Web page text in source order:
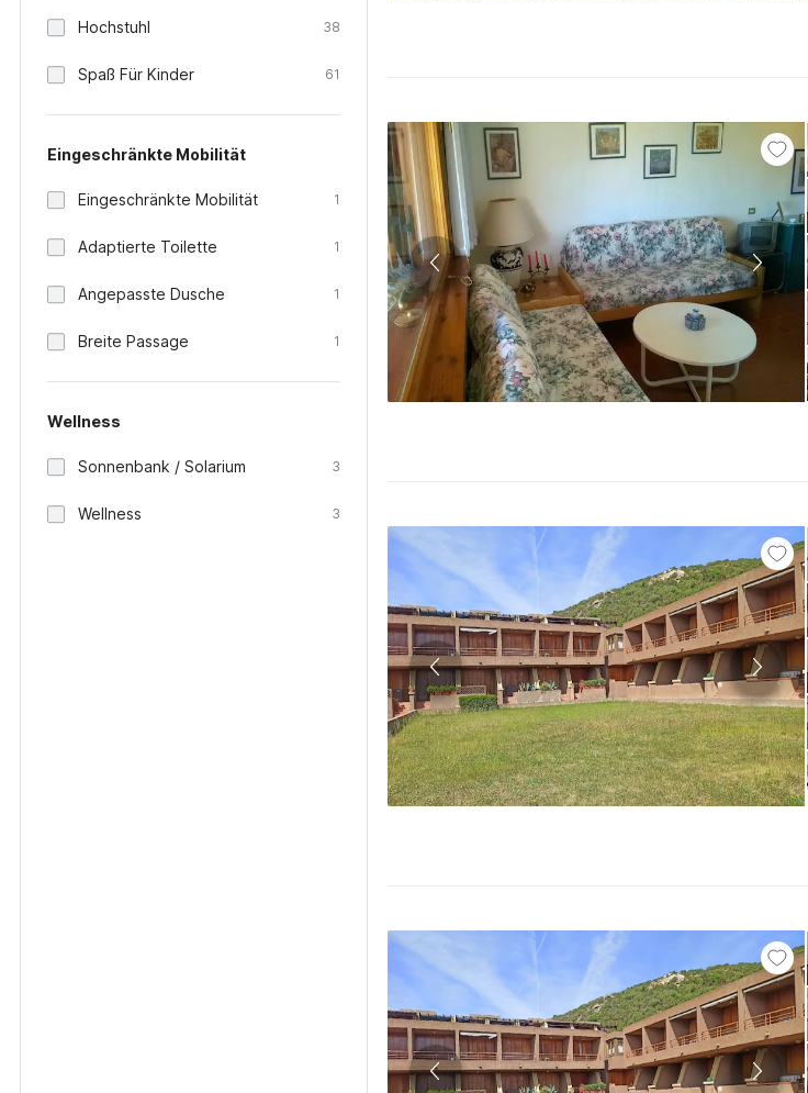
Hochstuhl 38
Spaß Für Kinder 61
Eingeschränkte Mobilität
Eingeschränkte Mobilität 1
Adaptierte Toilette 1
Angepasste Dusche 1
Breite Passage 1
Wellness
Sonnenbank / Solarium 3
Wellness 3